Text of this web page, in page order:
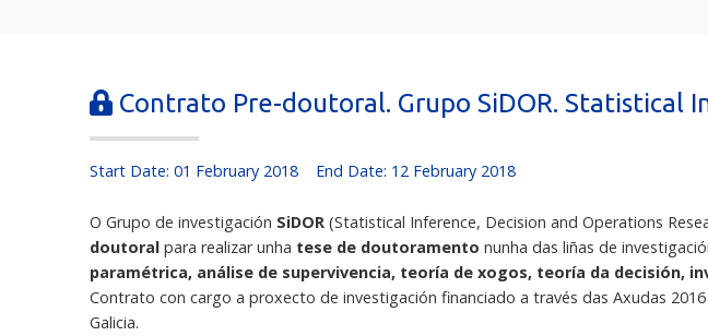
Contrato Pre-doutoral. Grupo SiDOR. Statistical
Start Date: 01 February 2018 End Date: 12 February 2018
O Grupo de investigación SiDOR (Statistical Inference, Decision and Operations
doutoral para realizar unha tese de doutoramento nunha das liñas de
paramétrica, análise de supervivencia, teoría de xogos, teoría da decisión,
Contrato con cargo a proxecto de investigación financiado a través das Axudas
Galicia.